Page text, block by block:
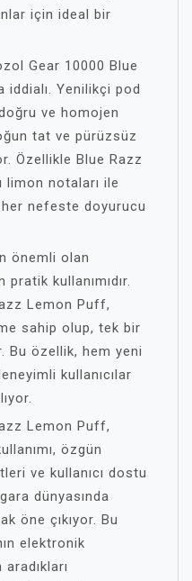
için ideal bir
Gear 10000 Blue
Yenilikçi pod
ve homojen
tat ve pürüzsüz
Özellikle Blue Razz
limon notaları ile
nefeste doyurucu
önemli olan
kullanımıdır.
Lemon Puff,
sahip olup, tek bir
Bu özellik, hem yeni
kullanıcılar
Lemon Puff,
özgün
ve kullanıcı dostu
dünyasında
öne çıkıyor. Bu
elektronik